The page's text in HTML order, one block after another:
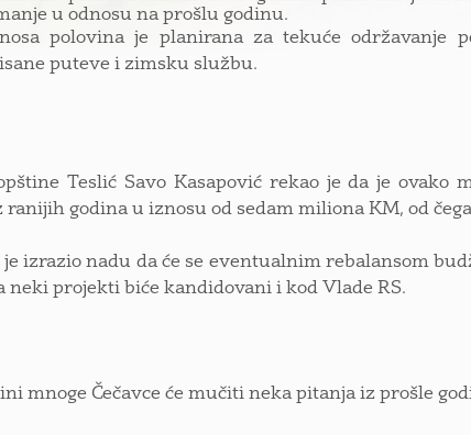
u odnosu na prošlu godinu.
polovina je planirana za tekuće održavanje
puteve i zimsku službu.
Teslić Savo Kasapović rekao je da je ovako
ranijih godina u iznosu od sedam miliona KM, od
je izrazio nadu da će se eventualnim rebalansom
neki projekti biće kandidovani i kod Vlade RS.
mnoge Čečavce će mučiti neka pitanja iz prošle